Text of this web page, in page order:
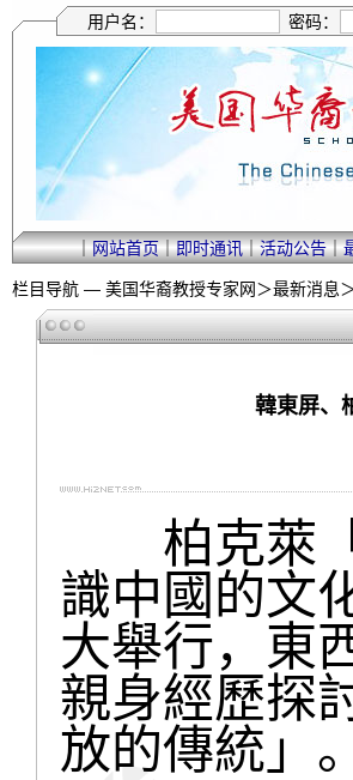
用户名： 密码：
｜网站首页｜即时通讯｜活动公告｜
栏目导航 — 美国华裔教授专家网＞最新消息
韓東屏、
柏克萊「
識中國的文
大舉行，東
親身經歷探
放的傳統」。